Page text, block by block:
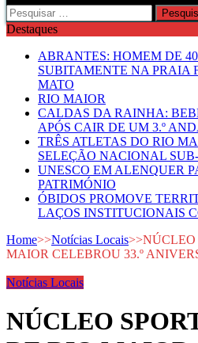
Pesquisar
por:
Destaques
ABRANTES: HOMEM DE
SUBITAMENTE NA PRAIA
MATO
RIO MAIOR
CALDAS DA RAINHA:
APÓS CAIR DE UM 3.º
TRÊS ATLETAS DO RIO
SELEÇÃO NACIONAL
UNESCO EM ALENQUER
PATRIMÓNIO
ÓBIDOS PROMOVE
LAÇOS INSTITUCIONAIS
Home>>Notícias Locais>>NÚCLEO
MAIOR CELEBROU 33.º
Notícias Locais
NÚCLEO